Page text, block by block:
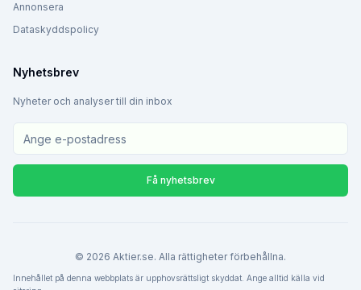
Annonsera
Dataskyddspolicy
Nyhetsbrev
Nyheter och analyser till din inbox
Få nyhetsbrev
© 2026 Aktier.se. Alla rättigheter förbehållna.
Innehållet på denna webbplats är upphovsrättsligt skyddat. Ange alltid källa vid